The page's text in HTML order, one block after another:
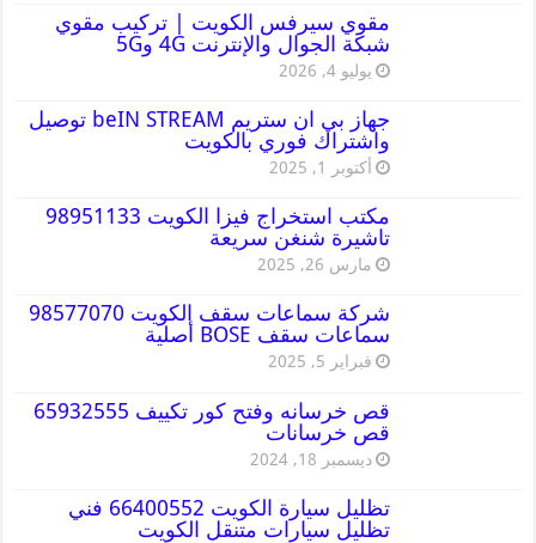
مقوي سيرفس الكويت | تركيب مقوي
شبكة الجوال والإنترنت 4G و5G
يوليو 4, 2026
جهاز بي ان ستريم beIN STREAM توصيل
واشتراك فوري بالكويت
أكتوبر 1, 2025
مكتب استخراج فيزا الكويت 98951133
تاشيرة شنغن سريعة
مارس 26, 2025
شركة سماعات سقف الكويت 98577070
سماعات سقف BOSE أصلية
فبراير 5, 2025
قص خرسانه وفتح كور تكييف 65932555
قص خرسانات
ديسمبر 18, 2024
تظليل سيارة الكويت 66400552 فني
تظليل سيارات متنقل الكويت